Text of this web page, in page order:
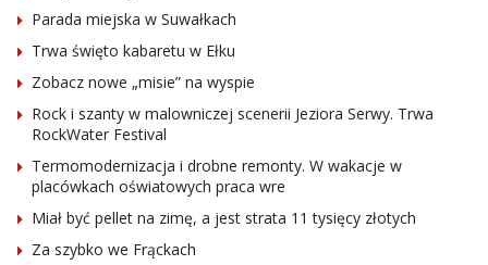
Parada miejska w Suwałkach
Trwa święto kabaretu w Ełku
Zobacz nowe „misie” na wyspie
Rock i szanty w malowniczej scenerii Jeziora Serwy. Trwa
RockWater Festival
Termomodernizacja i drobne remonty. W wakacje w
placówkach oświatowych praca wre
Miał być pellet na zimę, a jest strata 11 tysięcy złotych
Za szybko we Frąckach